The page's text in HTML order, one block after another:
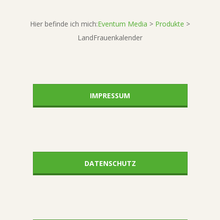
Hier befinde ich mich:Eventum Media > Produkte >
LandFrauenkalender
IMPRESSUM
DATENSCHUTZ